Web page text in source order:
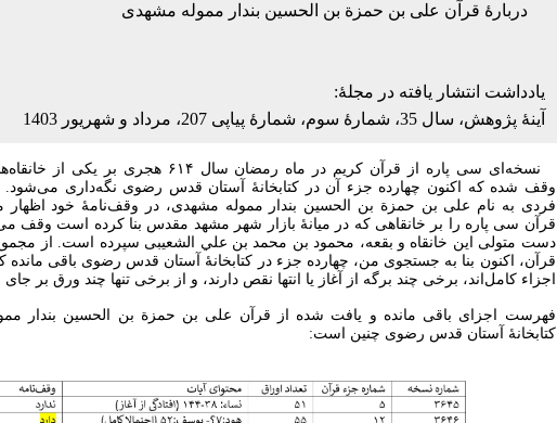
دربارۀ قرآن علی بن حمزة بن الحسین بندار مموله مشهدی
یادداشت انتشار یافته در مجلۀ:
آینۀ پژوهش، سال 35، شمارۀ سوم، شمارۀ پیاپی 207، مرداد و شهریور 1403
نسخه‌ای سی پاره از قرآن کریم در ماه رمضان سال ۶۱۴
وقف شده که اکنون چهارده جزء آن در کتابخانۀ آستان قدس رضوی نگه‌داری می‌شود.
فردی به نام علی بن حمزة بن الحسین بندار مموله مشهدی، در وقف‌نامۀ خود اظهار
قرآن سی پاره را بر خانقاهی که در میانۀ بازار شهر مشهد مقدس بنا کرده است وقف
دست متولی این خانقاه و بقعه، محمود بن محمد بن علي الشعیبی سپرده است. از
قرآن، اکنون بنا به جستجوی من، چهارده جزء در کتابخانۀ آستان قدس رضوی باقی مانده
اجزاء کامل‌اند، برخی چند برگه از آغاز یا انتها نقص دارند، و از برخی تنها چند ورق بر
فهرست اجزای باقی مانده و یافت شده از قرآن علی بن حمزة بن الحسین بندار
کتابخانۀ آستان قدس رضوی چنین است: